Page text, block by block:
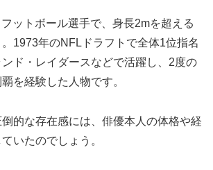
ットボール選手で、身長2mを超える
1973年のNFLドラフトで全体1位指名
ド・レイダースなどで活躍し、2度の
を経験した人物です。
的な存在感には、俳優本人の体格や経
いたのでしょう。